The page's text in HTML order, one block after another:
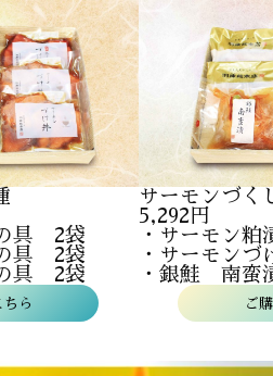
3種
具 2袋
具 2袋
具 2袋
ちら
サーモンづ
5,292円
・サーモ
・サーモン
・銀鮭
ご